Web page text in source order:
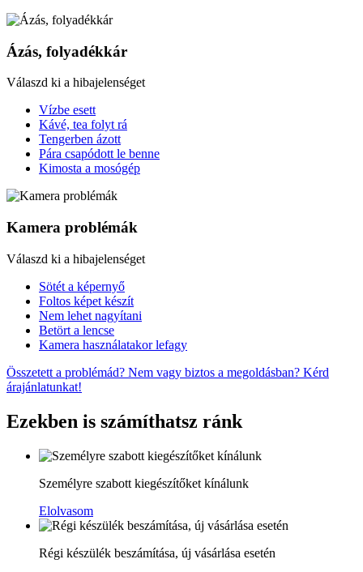
Ázás, folyadékkár
Válaszd ki a hibajelenséget
Vízbe esett
Kávé, tea folyt rá
Tengerben ázott
Pára csapódott le benne
Kimosta a mosógép
Kamera problémák
Válaszd ki a hibajelenséget
Sötét a képernyő
Foltos képet készít
Nem lehet nagyítani
Betört a lencse
Kamera használatakor lefagy
Összetett a problémád? Nem vagy biztos a megoldásban? Kérd
árajánlatunkat!
Ezekben is számíthatsz ránk
Személyre szabott kiegészítőket kínálunk
Elolvasom
Régi készülék beszámítása, új vásárlása esetén